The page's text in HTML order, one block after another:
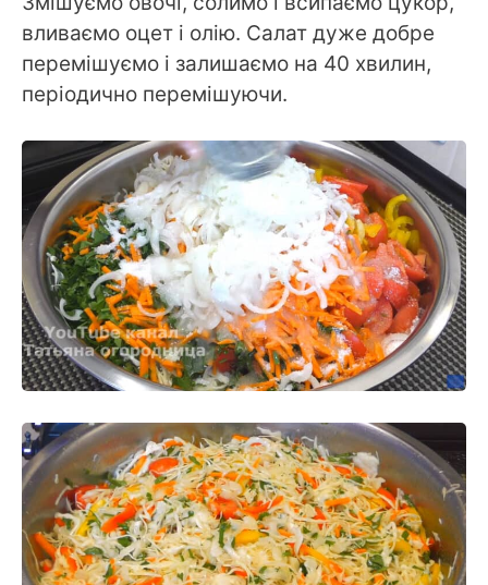
вливаємо оцет і олію. Салат дуже добре
перемішуємо і залишаємо на 40 хвилин,
періодично перемішуючи.